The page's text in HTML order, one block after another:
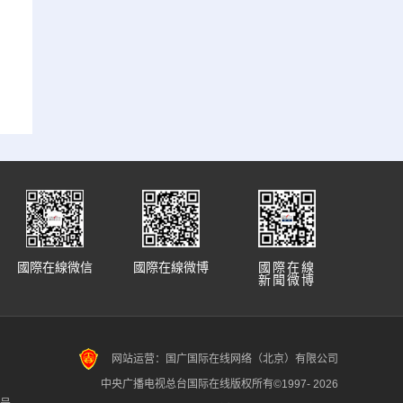
國際在線
新聞微博
國際在線微博
國際在線微信
网站运营：国广国际在线网络（北京）有限公司
中央广播电视总台国际在线版权所有©1997- 2026